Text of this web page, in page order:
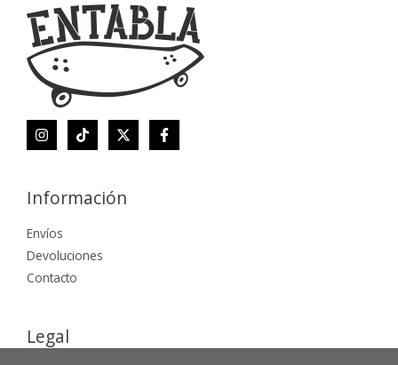
Información
Envíos
Devoluciones
Contacto
Legal